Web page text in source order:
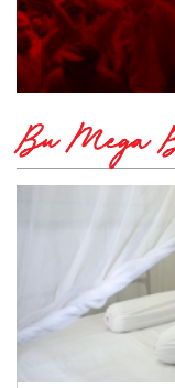
Bu Mega